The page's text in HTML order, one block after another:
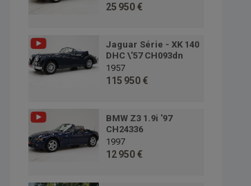
25 950 €
Jaguar Série - XK 140
DHC \'57 CH093dn
1957
115 950 €
BMW Z3 1.9i '97
CH24336
1997
12 950 €